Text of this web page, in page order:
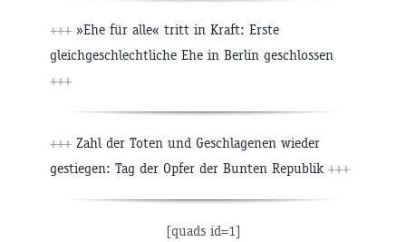
+++ »Ehe für alle« tritt in Kraft: Erste
gleichgeschlechtliche Ehe in Berlin geschlossen
+++
+++ Zahl der Toten und Geschlagenen wieder
gestiegen: Tag der Opfer der Bunten Republik +++
[quads id=1]